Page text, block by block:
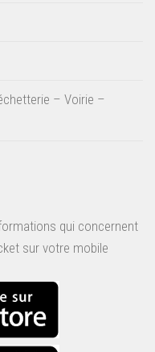
– Voirie –
qui concernent
sur votre mobile